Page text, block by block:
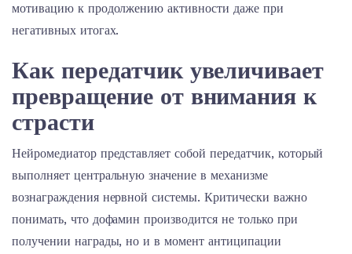
мотивацию к продолжению активности даже при
негативных итогах.
Как передатчик увеличивает
превращение от внимания к
страсти
Нейромедиатор представляет собой передатчик, который
выполняет центральную значение в механизме
вознаграждения нервной системы. Критически важно
понимать, что дофамин производится не только при
получении награды, но и в момент антиципации